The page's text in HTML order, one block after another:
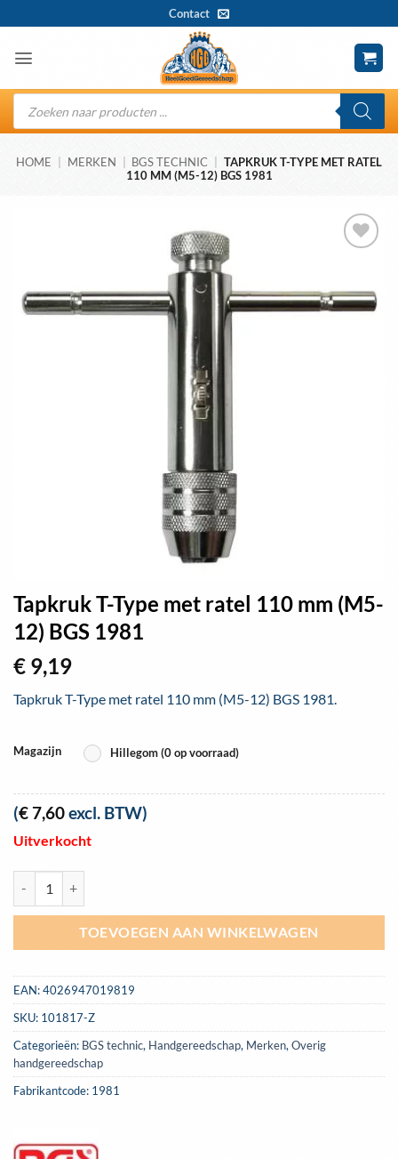
naar
inhoud
Contact
Producten
zoeken
HOME MERKEN BGS TECHNIC
TAPKRUK T-TYPE MET RATEL
110 MM (M5-12) BGS 1981
Tapkruk T-Type met ratel 110 mm (M5-
12) BGS 1981
€ 9,19
Tapkruk T-Type met ratel 110 mm (M5-12) BGS 1981.
Magazijn Hillegom (0 op voorraad)
(€ 7,60excl. BTW)
Uitverkocht
TOEVOEGEN AAN WINKELWAGEN
EAN:4026947019819
SKU: 101817-Z
Categorieën: BGS technic, Handgereedschap, Merken, Overig
handgereedschap
Fabrikantcode: 1981